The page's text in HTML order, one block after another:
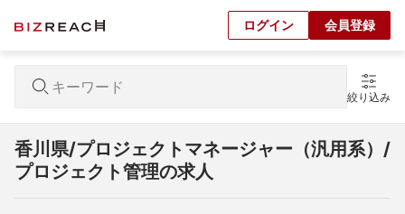
ログイン 会員登録
絞り込み
香川県/プロジェクトマネージャー（汎用系）/
プロジェクト管理の求人